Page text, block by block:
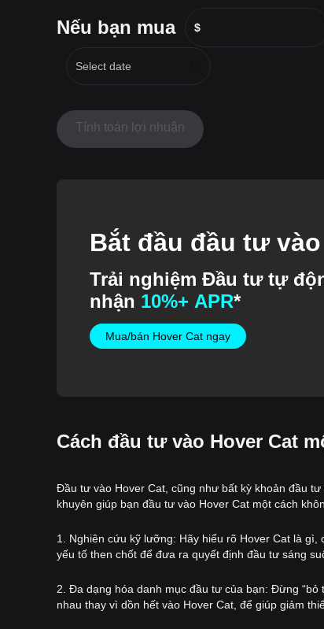
Nếu bạn mua $
Tính toán lợi nhuận
Bắt đầu đầu tư
Trải nghiệm Đầu tư tự
nhận 10%+ APR*
Mua/bán Hover Cat ngay
Cách đầu tư vào Hover Cat
Đầu tư vào Hover Cat, cũng như bất kỳ khoản đầu
khuyên giúp bạn đầu tư vào Hover Cat một cách
1. Nghiên cứu kỹ lưỡng: Hãy hiểu rõ Hover Cat là
yếu tố then chốt để đưa ra quyết định đầu tư sáng
2. Đa dạng hóa danh mục đầu tư của bạn: Đừng
nhau thay vì dồn hết vào Hover Cat, để giúp giảm